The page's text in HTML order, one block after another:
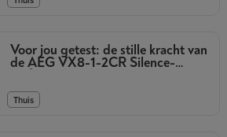
Voor jou getest: de stille kracht van
de AEG VX8-1-2CR Silence-
stofzuiger
Thuis